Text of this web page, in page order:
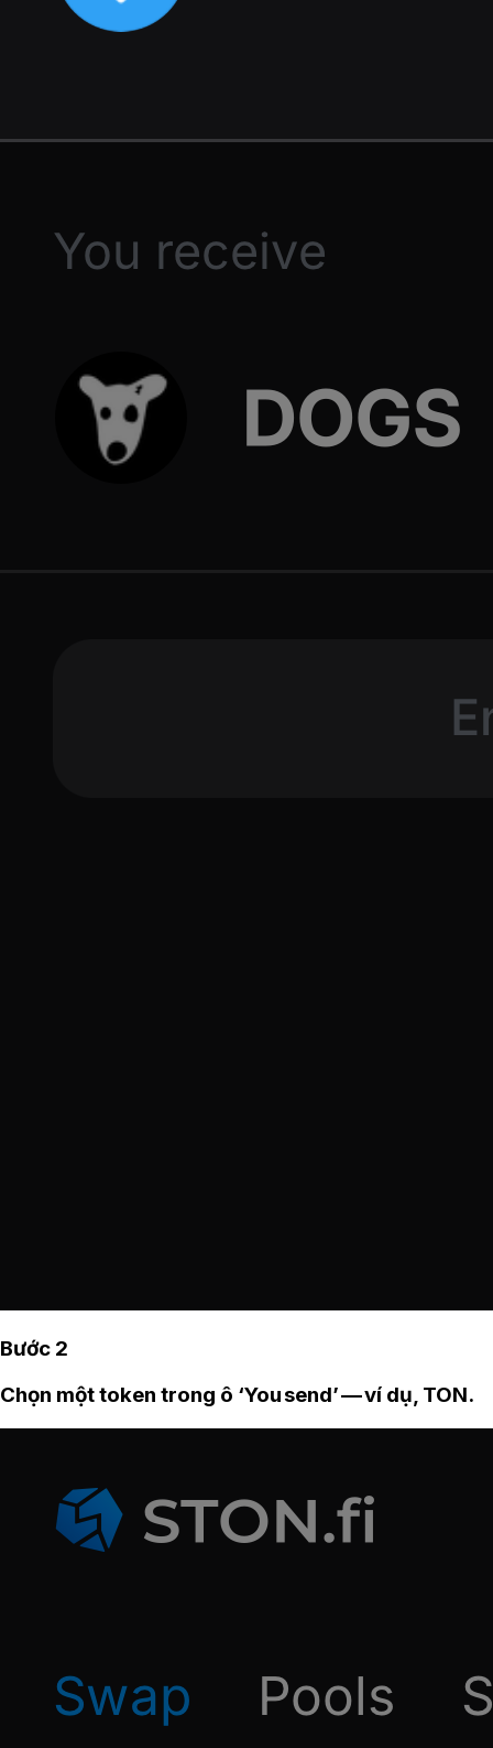
Bước 2
Chọn một token trong ô ‘You send’ — ví dụ, TON.